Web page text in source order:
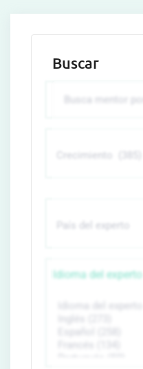
Buscar
Idioma del experto